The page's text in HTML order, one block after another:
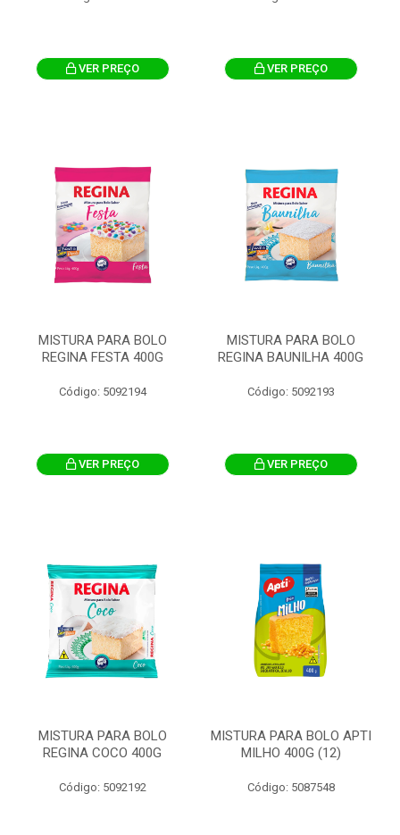
VER PREÇO VER PREÇO
MISTURA PARA BOLO
REGINA FESTA 400G
Código: 5092194
VER PREÇO
MISTURA PARA BOLO
REGINA BAUNILHA 400G
Código: 5092193
VER PREÇO
MISTURA PARA BOLO
REGINA COCO 400G
Código: 5092192
MISTURA PARA BOLO APTI
MILHO 400G (12)
Código: 5087548